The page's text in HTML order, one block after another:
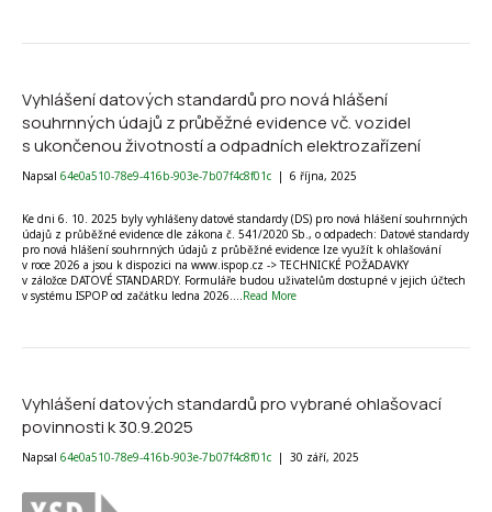
Vyhlášení datových standardů pro nová hlášení
souhrnných údajů z průběžné evidence vč. vozidel
s ukončenou životností a odpadních elektrozařízení
Napsal 64e0a510-78e9-416b-903e-7b07f4c8f01c | 6 října, 2025
Ke dni 6. 10. 2025 byly vyhlášeny datové standardy (DS) pro nová hlášení souhrnných
údajů z průběžné evidence dle zákona č. 541/2020 Sb., o odpadech: Datové standardy
pro nová hlášení souhrnných údajů z průběžné evidence lze využít k ohlašování
v roce 2026 a jsou k dispozici na www.ispop.cz -> TECHNICKÉ POŽADAVKY
v záložce DATOVÉ STANDARDY. Formuláře budou uživatelům dostupné v jejich účtech
v systému ISPOP od začátku ledna 2026.…Read More
Vyhlášení datových standardů pro vybrané ohlašovací
povinnosti k 30.9.2025
Napsal 64e0a510-78e9-416b-903e-7b07f4c8f01c | 30 září, 2025